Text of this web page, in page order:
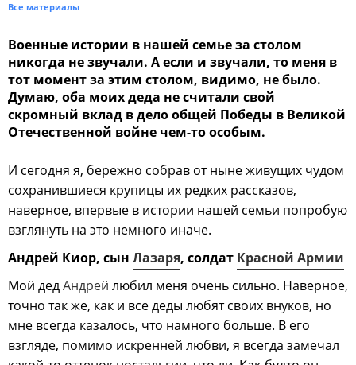
Все материалы
Военные истории в нашей семье за столом
никогда не звучали. А если и звучали, то меня в
тот момент за этим столом, видимо, не было.
Думаю, оба моих деда не считали свой
скромный вклад в дело общей Победы в Великой
Отечественной войне чем-то особым.
И сегодня я, бережно собрав от ныне живущих чудом
сохранившиеся крупицы их редких рассказов,
наверное, впервые в истории нашей семьи попробую
взглянуть на это немного иначе.
Андрей Киор, сын Лазаря, солдат Красной Армии
Мой дедАндрей любил меня очень сильно. Наверное,
точно так же, как и все деды любят своих внуков, но
мне всегда казалось, что намного больше. В его
взгляде, помимо искренней любви, я всегда замечал